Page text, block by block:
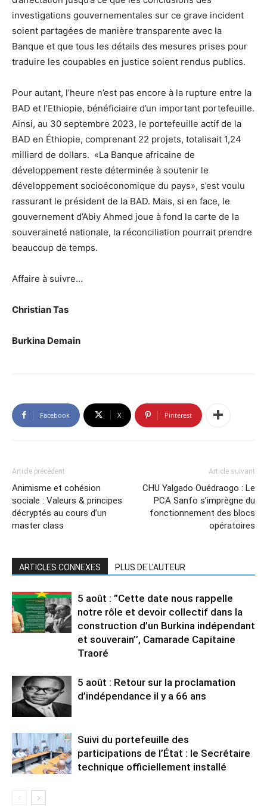
investigations gouvernementales sur ce grave incident
soient partagées de manière transparente avec la
Banque et que tous les détails des mesures prises pour
traduire les coupables en justice soient rendus publics.
Pour autant, l’heure n’est pas encore à la rupture entre la
BAD et l’Ethiopie, bénéficiaire d’un important portefeuille.
Ainsi, au 30 septembre 2023, le portefeuille actif de la
BAD en Éthiopie, comprenant 22 projets, totalisait 1,24
milliard de dollars. «La Banque africaine de
développement reste déterminée à soutenir le
développement socioéconomique du pays», s’est voulu
rassurant le président de la BAD. Mais, si en face, le
gouvernement d’Abiy Ahmed joue à fond la carte de la
souveraineté nationale, la réconciliation pourrait prendre
beaucoup de temps.
Affaire à suivre…
Christian Tas
Burkina Demain
Facebook X Pinterest
Article précédent
Animisme et cohésion
sociale : Valeurs & principes
décryptés au cours d’un
master class
Article suivant
CHU Yalgado Ouédraogo : Le
PCA Sanfo s’imprègne du
fonctionnement des blocs
opératoires
ARTICLES CONNEXES PLUS DE L'AUTEUR
5 août : ”Cette date nous rappelle
notre rôle et devoir collectif dans la
construction d’un Burkina indépendant
et souverain’’, Camarade Capitaine
Traoré
5 août : Retour sur la proclamation
d’indépendance il y a 66 ans
Suivi du portefeuille des
participations de l’État : le Secrétaire
technique officiellement installé